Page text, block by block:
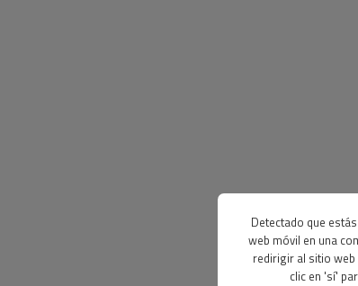
Detectado que
web móvil en una
redirigir al sitio
clic en 'sí'